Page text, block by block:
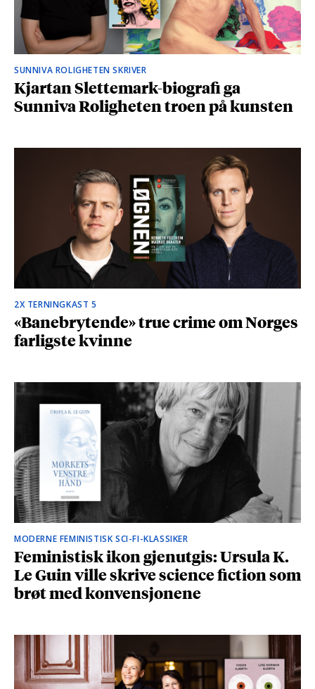
SUNNIVA ROLIGHETEN SKRIVER
Kjartan Slettemark-biografi ga
Sunniva Roligheten troen på kunsten
2X TERNINGKAST 5
«Banebrytende» true crime om Norges
farligste kvinne
MODERNE FEMINISTISK SCI-FI-KLASSIKER
Feministisk ikon gjenutgis: Ursula K.
Le Guin ville skrive science fiction som
brøt med konvensjonene